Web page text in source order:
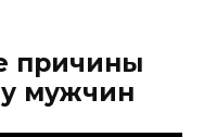
причины
мужчин